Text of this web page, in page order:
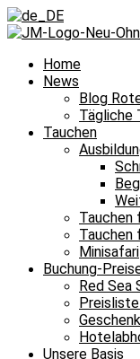
Home
News
Blog
Tägliche
Tauchen
Tauchen
Tauchen
Minisafari
Buchung-
Red Sea
Unsere Basis